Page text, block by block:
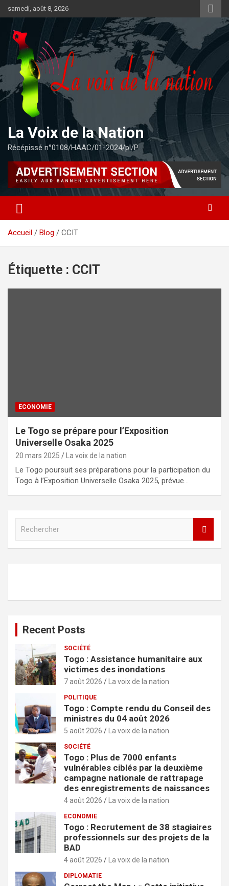
au
contenu
samedi, août 8, 2026
La Voix de la Nation
Récépissé n°0108/HAAC/01-2024/pl/P
Accueil Blog CCIT
Étiquette : CCIT
ECONOMIE
Le Togo se prépare pour l’Exposition
Universelle Osaka 2025
20 mars 2025 La voix de la nation
Le Togo poursuit ses préparations pour la participation du
Togo à l’Exposition Universelle Osaka 2025, prévue…
h
Recent Posts
SOCIÉTÉ
Togo : Assistance humanitaire aux
victimes des inondations
7 août 2026 La voix de la nation
POLITIQUE
Togo : Compte rendu du Conseil des
ministres du 04 août 2026
5 août 2026 La voix de la nation
SOCIÉTÉ
Togo : Plus de 7000 enfants
vulnérables ciblés par la deuxième
campagne nationale de rattrapage
des enregistrements de naissances
4 août 2026 La voix de la nation
ECONOMIE
Togo : Recrutement de 38 stagiaires
professionnels sur des projets de la
BAD
4 août 2026 La voix de la nation
DIPLOMATIE